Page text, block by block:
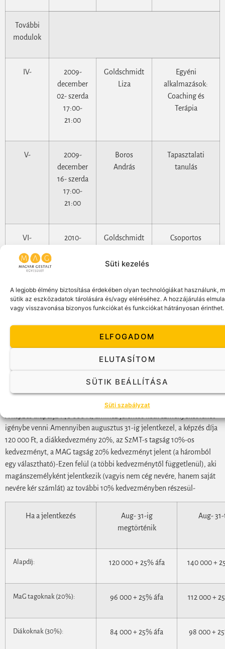
Süti kezelés
A legjobb élmény biztosítása érdekében olyan technológiákat használunk,
sütik az eszközadatok tárolására és/vagy eléréséhez. A hozzájárulás
vagy visszavonása bizonyos funkciókat és funkciókat hátrányosan érinthet.
ELFOGADOM
ELUTASÍTOM
SÜTIK BEÁLLÍTÁSA
Süti szabályzat
További
modulok
IV-
2009-
december
02- szerda
17:00-
21:00
Goldschmidt
Liza
Egyéni
alkalmazások:
Coaching és
Terápia
V-
2009-
december
16- szerda
17:00-
21:00
Boros
András
Tapasztalati
tanulás
VI-
2010-
21:00
Goldschmidt
Sáfrány
Csoportos
rendszerek
(Cape Cod)
17:00-
Fekete Erika
megélése,
tudatosítása
A képzés alapdíja 140 000 Ft, amihez jelentős kedvezményeket lehet
igénybe venni:Amennyiben augusztus 31-ig jelentkezel, a képzés díja
120 000 Ft, a diákkedvezmény 20%, az SzMT-s tagság 10%-os
kedvezményt, a MAG tagság 20% kedvezményt jelent (a háromból
egy választható)-Ezen felül (a többi kedvezménytől függetlenül), aki
magánszemélyként jelentkezik (vagyis nem cég nevére, hanem saját
nevére kér számlát) az további 10% kedvezményben részesül-
Ha a jelentkezés
Aug- 31-ig
megtörténik
Aug-
Alapdíj: 120 000 + 25% áfa 140 000 +
MaG tagoknak (20%): 96 000 + 25% áfa 112 000 +
Diákoknak (30%): 84 000 + 25% áfa 98 000 +